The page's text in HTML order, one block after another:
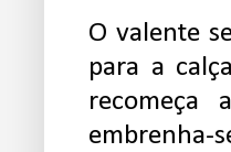
O valente
para a
recomeça
embrenha-